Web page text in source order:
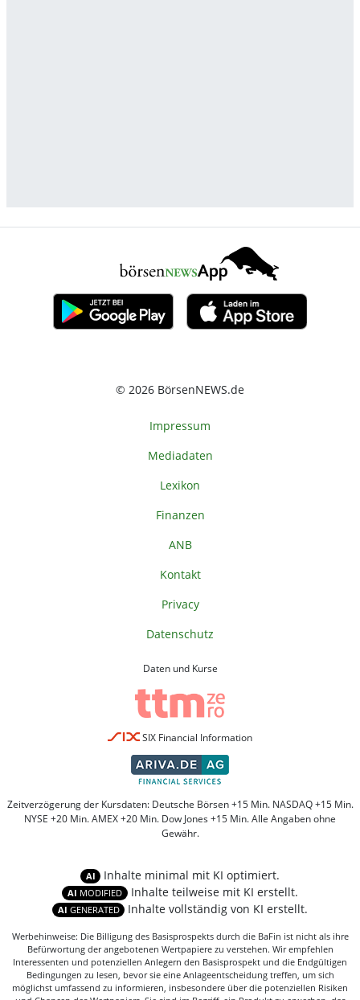
© 2026 BörsenNEWS.de
Impressum
Mediadaten
Lexikon
Finanzen
ANB
Kontakt
Privacy
Datenschutz
Daten und Kurse
SIX Financial Information
Zeitverzögerung der Kursdaten: Deutsche Börsen +15 Min. NASDAQ +15 Min.
NYSE +20 Min. AMEX +20 Min. Dow Jones +15 Min. Alle Angaben ohne
Gewähr.
AI Inhalte minimal mit KI optimiert.
AI MODIFIED Inhalte teilweise mit KI erstellt.
AI GENERATED Inhalte vollständig von KI erstellt.
Werbehinweise: Die Billigung des Basisprospekts durch die BaFin ist nicht als ihre
Befürwortung der angebotenen Wertpapiere zu verstehen. Wir empfehlen
Interessenten und potenziellen Anlegern den Basisprospekt und die Endgültigen
Bedingungen zu lesen, bevor sie eine Anlageentscheidung treffen, um sich
möglichst umfassend zu informieren, insbesondere über die potenziellen Risiken